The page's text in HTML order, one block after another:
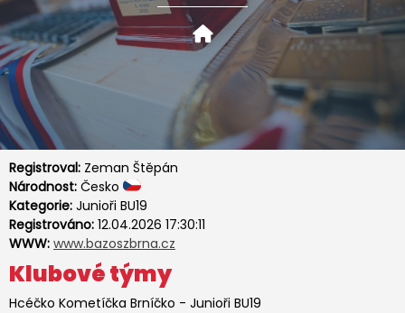
Registroval: Zeman Štěpán
Národnost: Česko
Kategorie: Junioři BU19
Registrováno: 12.04.2026 17:30:11
WWW: www.bazoszbrna.cz
Klubové týmy
Hcéčko Kometíčka Brníčko - Junioři BU19